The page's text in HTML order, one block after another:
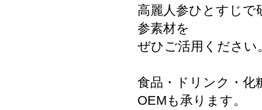
高麗人参ひとすじで
参素材を
ぜひご活用ください
食品・ドリンク・化
OEMも承ります。